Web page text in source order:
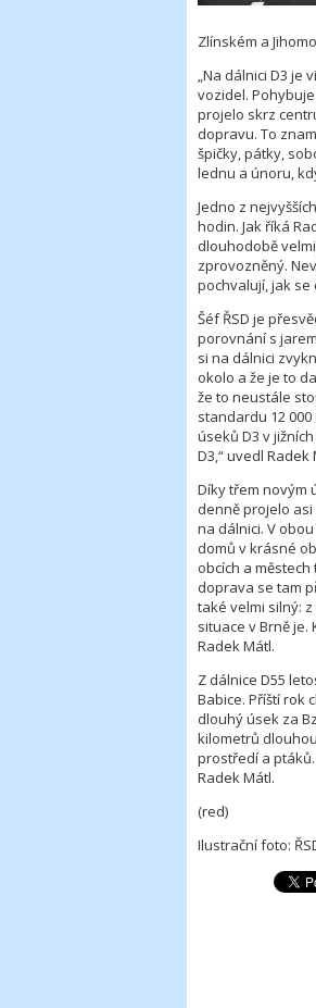
Zlínském a
„Na dálnici D3 je
vozidel.
projelo skrz
dopravu. To
špičky, pátky,
lednu a únoru,
Jedno z
hodin. Jak říká
dlouhodobě
zprovozněný.
pochvalují, jak se
Šéf ŘSD je
porovnání s
si na dálnici
okolo a že je to
že to neustále
standardu 12
úseků D3 v
D3,“ uvedl Radek
Díky třem novým
denně projelo asi
na dálnici. V
domů v krásné
obcích a
doprava se tam
také velmi silný:
situace v Brně
Radek Mátl.
Z dálnice D55
Babice. Příští rok
dlouhý úsek za
kilometrů
prostředí a
Radek Mátl.
(red)
Ilustrační foto: